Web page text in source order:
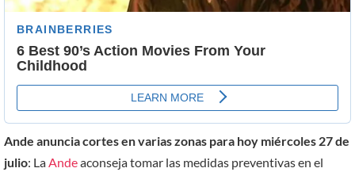
Ande anuncia cortes en varias zonas para hoy miércoles 27 de
julio: La Andeaconseja tomar las medidas preventivas en el